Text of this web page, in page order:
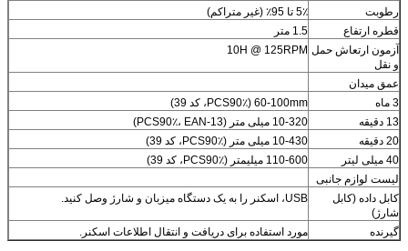
رطوبت
5٪ تا 95٪ (غیر متراکم)
قطره ارتفاع
1.5 متر
آزمون ارتعاش حمل
و نقل
10H @ 125RPM
عمق میدان
3 ماه
60-100mm (PCS90٪، کد 39)
13 دقیقه
10-320 میلی متر (PCS90٪، EAN-13)
20 دقیقه
10-430 میلی متر (PCS90٪، کد 39)
40 میلی لیتر
110-600 میلیمتر (PCS90٪، کد 39)
لیست لوازم جانبی
کابل داده (کابل
شارژ)
USB، اسکنر را به یک دستگاه میزبان و شارژ وصل کنید.
گیرنده مورد استفاده برای دریافت و انتقال اطلاعات اسکنر.